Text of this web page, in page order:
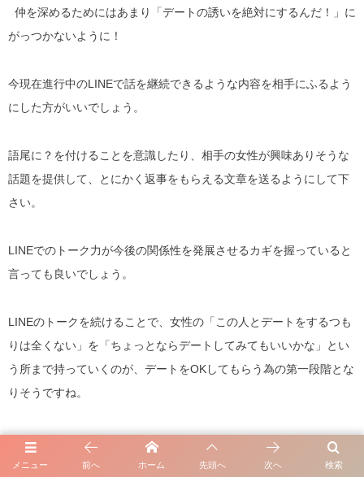
仲を深めるためにはあまり「デートの誘いを絶対にするんだ！」に
がっつかないように！
今現在進行中のLINEで話を継続できるような内容を相手にふるよう
にした方がいいでしょう。
語尾に？を付けることを意識したり、相手の女性が興味ありそうな
話題を提供して、とにかく返事をもらえる文章を送るようにして下
さい。
LINEでのトーク力が今後の関係性を発展させるカギを握っていると
言っても良いでしょう。
LINEのトークを続けることで、女性の「この人とデートをするつも
りは全くない」を「ちょっとならデートしてみてもいいかな」とい
う所まで持っていくのが、デートをOKしてもらう為の第一段階とな
りそうですね。
メニュー 検索
前へ ホーム 先頭へ 次へ